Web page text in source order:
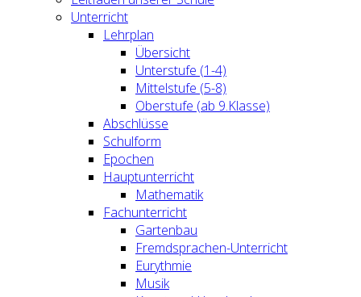
Unterricht
Lehrplan
Übersicht
Unterstufe (1-4)
Mittelstufe (5-8)
Oberstufe (ab 9.Klasse)
Abschlüsse
Schulform
Epochen
Hauptunterricht
Mathematik
Fachunterricht
Gartenbau
Fremdsprachen-Unterricht
Eurythmie
Musik